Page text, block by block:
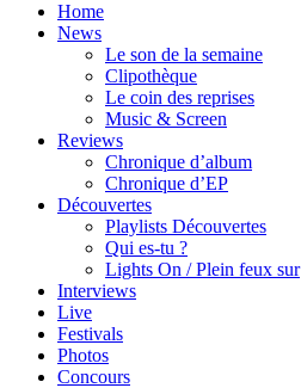
Home
News
Le son de la semaine
Clipothèque
Le coin des reprises
Music & Screen
Reviews
Chronique d’album
Chronique d’EP
Découvertes
Playlists Découvertes
Qui es-tu ?
Lights On / Plein feux sur
Interviews
Live
Festivals
Photos
Concours